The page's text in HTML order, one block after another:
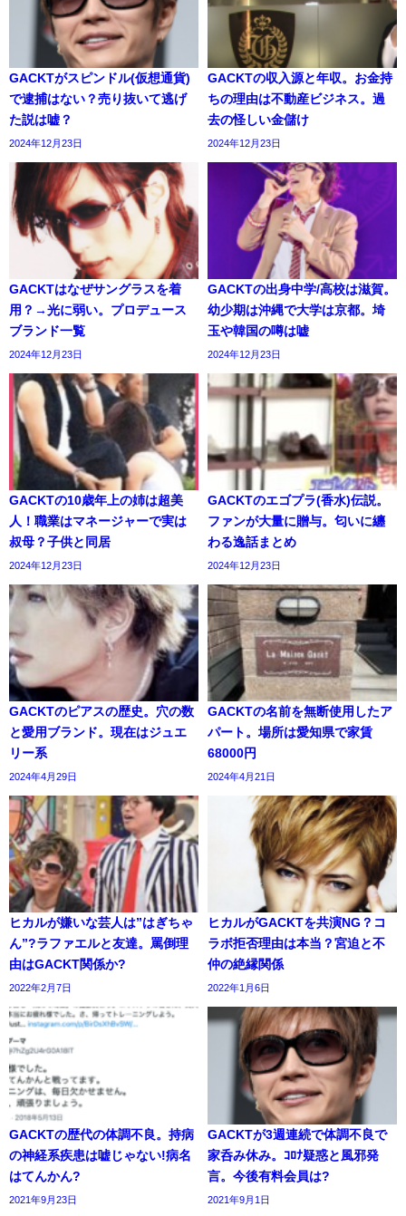
GACKTがスピンドル(仮想通貨)
で逮捕はない？売り抜いて逃げ
た説は嘘？
2024年12月23日
GACKTの収入源と年収。お金持
ちの理由は不動産ビジネス。過
去の怪しい金儲け
2024年12月23日
GACKTはなぜサングラスを着
用？→光に弱い。プロデュース
ブランド一覧
2024年12月23日
GACKTの出身中学/高校は滋賀。
幼少期は沖縄で大学は京都。埼
玉や韓国の噂は嘘
2024年12月23日
GACKTの10歳年上の姉は超美
人！職業はマネージャーで実は
叔母？子供と同居
2024年12月23日
GACKTのエゴプラ(香水)伝説。
ファンが大量に贈与。匂いに纏
わる逸話まとめ
2024年12月23日
GACKTのピアスの歴史。穴の数
と愛用ブランド。現在はジュエ
リー系
2024年4月29日
GACKTの名前を無断使用したア
パート。場所は愛知県で家賃
68000円
2024年4月21日
ヒカルが嫌いな芸人は”はぎちゃ
ん”?ラファエルと友達。罵倒理
由はGACKT関係か?
2022年2月7日
ヒカルがGACKTを共演NG？コ
ラボ拒否理由は本当？宮迫と不
仲の絶縁関係
2022年1月6日
GACKTの歴代の体調不良。持病
の神経系疾患は嘘じゃない!病名
はてんかん?
2021年9月23日
GACKTが3週連続で体調不良で
家呑み休み。ｺﾛﾅ疑惑と風邪発
言。今後有料会員は?
2021年9月1日